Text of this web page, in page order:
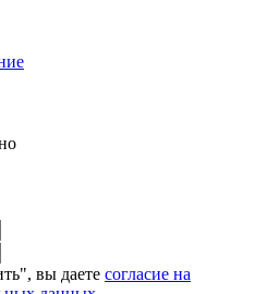
вы даете согласие на